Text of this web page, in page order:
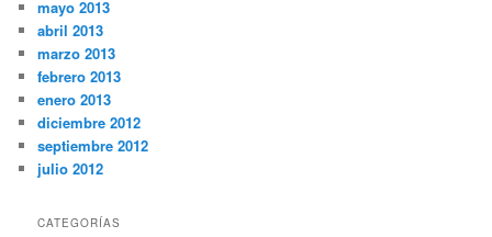
mayo 2013
abril 2013
marzo 2013
febrero 2013
enero 2013
diciembre 2012
septiembre 2012
julio 2012
CATEGORÍAS